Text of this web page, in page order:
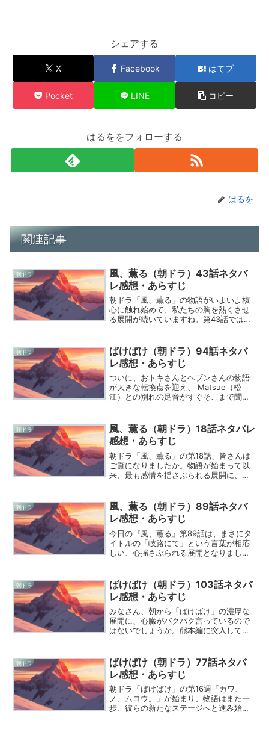
シェアする
X Facebook はてブ
Pocket LINE コピー
はるををフォローする
はるを
関連記事
朝ドラ
風、薫る（朝ドラ）43話ネタバ
レ感想・あらすじ
朝ドラ「風、薫る」の物語がいよいよ核
心に触れ始めて、私たちの胸を熱くさせ
る展開が続いていますね。第43話では、
葉の裏にある重みに涙したのではないで
しょうか。今回は、そん...
朝ドラ
ばけばけ（朝ドラ）94話ネタバ
レ感想・あらすじ
ついに、おトキさんとヘブンさんの物語
が大きな転換点を迎え、 Matsue（松
江）との別れの足音がすぐそこまで聞こ
での振り返り■感動が止まらない！前
回・第93話の重要な...
朝ドラ
風、薫る（朝ドラ）18話ネタバレ
感想・あらすじ
朝ドラ「風、薫る」の第18話、皆さんは
ご覧になりましたか。物語が始まって以
来、最も感情を揺さぶられる展開に、テ
ン、りんと直美の人生が同時に大きな転
換点を迎えたこのエピソ...
朝ドラ
風、薫る（朝ドラ）89話ネタバ
レ感想・あらすじ
今日の『風、薫る』第89話は、まさにタ
イトルの「岐路にて」という言葉が相応
しい、心揺さぶられる展開となりました
に立ち向かおうとするりんさんと直美さ
んの姿に、朝から目頭が...
朝ドラ
ばけばけ（朝ドラ）103話ネタバ
レ感想・あらすじ
みなさん、朝から「ばけばけ」の濃厚な
展開に、心臓がバクバク言っているので
はないでしょうか。熊本編に突入してか
もりが生々しく伝わってくる物語に、僕
も一人のドラマ好きとして完...
朝ドラ
ばけばけ（朝ドラ）77話ネタバ
レ感想・あらすじ
朝ドラ「ばけばけ」の第16週「カワ、
ノ、ムコウ。」が始まり、物語はまた一
歩、彼らの新たなステージへと進み始め